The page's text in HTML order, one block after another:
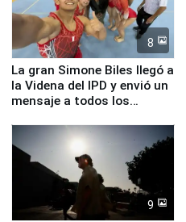
8
La gran Simone Biles llegó a
la Videna del IPD y envió un
mensaje a todos los
9